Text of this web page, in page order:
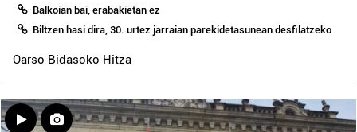
Balkoian bai, erabakietan ez
Biltzen hasi dira, 30. urtez jarraian parekidetasunean desfilatzeko
Oarso Bidasoko Hitza